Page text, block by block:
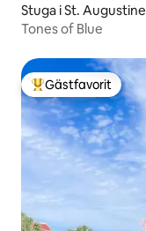
Stuga i St. Augustine
Tones of Blue
Populär gästfavorit
Gästfavorit